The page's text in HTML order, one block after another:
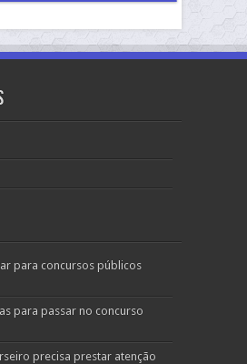
para concursos públicos
para passar no concurso
precisa prestar atenção